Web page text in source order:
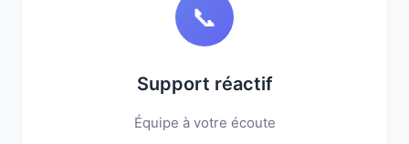
📞
Support réactif
Équipe à votre écoute